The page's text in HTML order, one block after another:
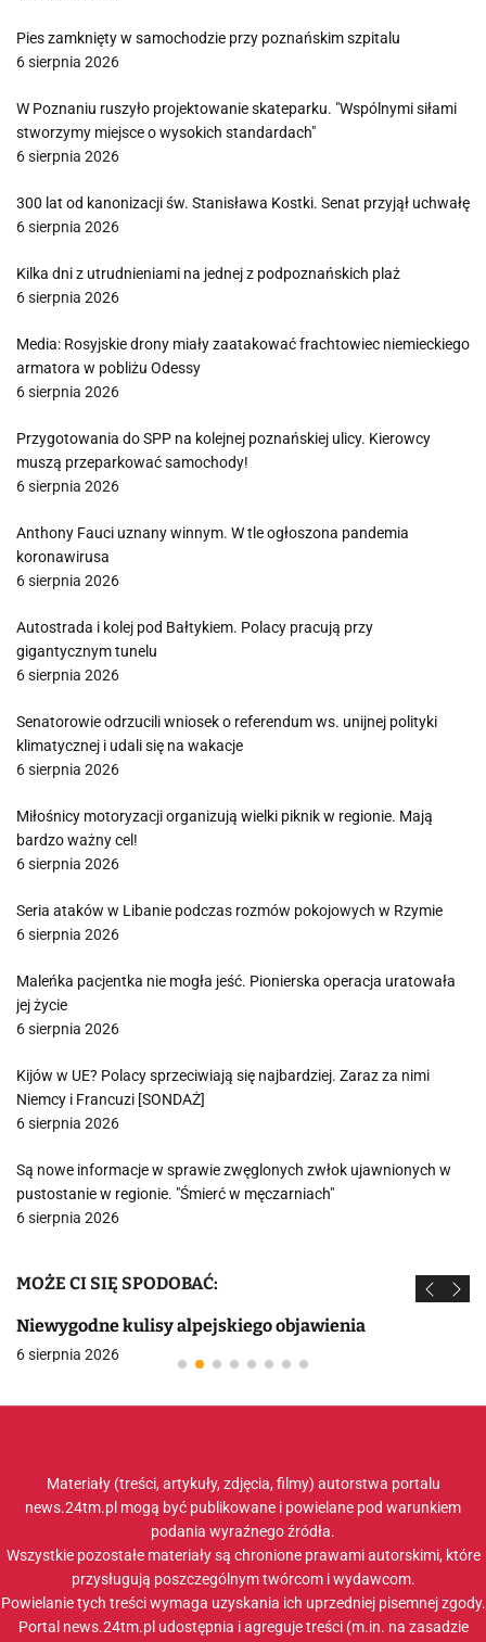
Pies zamknięty w samochodzie przy poznańskim szpitalu
6 sierpnia 2026
W Poznaniu ruszyło projektowanie skateparku. "Wspólnymi siłami
stworzymy miejsce o wysokich standardach"
6 sierpnia 2026
300 lat od kanonizacji św. Stanisława Kostki. Senat przyjął uchwałę
6 sierpnia 2026
Kilka dni z utrudnieniami na jednej z podpoznańskich plaż
6 sierpnia 2026
Media: Rosyjskie drony miały zaatakować frachtowiec niemieckiego
armatora w pobliżu Odessy
6 sierpnia 2026
Przygotowania do SPP na kolejnej poznańskiej ulicy. Kierowcy
muszą przeparkować samochody!
6 sierpnia 2026
Anthony Fauci uznany winnym. W tle ogłoszona pandemia
koronawirusa
6 sierpnia 2026
Autostrada i kolej pod Bałtykiem. Polacy pracują przy
gigantycznym tunelu
6 sierpnia 2026
Senatorowie odrzucili wniosek o referendum ws. unijnej polityki
klimatycznej i udali się na wakacje
6 sierpnia 2026
Miłośnicy motoryzacji organizują wielki piknik w regionie. Mają
bardzo ważny cel!
6 sierpnia 2026
Seria ataków w Libanie podczas rozmów pokojowych w Rzymie
6 sierpnia 2026
Maleńka pacjentka nie mogła jeść. Pionierska operacja uratowała
jej życie
6 sierpnia 2026
Kijów w UE? Polacy sprzeciwiają się najbardziej. Zaraz za nimi
Niemcy i Francuzi [SONDAŻ]
6 sierpnia 2026
Są nowe informacje w sprawie zwęglonych zwłok ujawnionych w
pustostanie w regionie. "Śmierć w męczarniach"
6 sierpnia 2026
MOŻE CI SIĘ SPODOBAĆ:
Niewygodne kulisy alpejskiego objawienia
6 sierpnia 2026
Materiały (treści, artykuły, zdjęcia, filmy) autorstwa portalu
news.24tm.pl mogą być publikowane i powielane pod warunkiem
podania wyraźnego źródła.
Wszystkie pozostałe materiały są chronione prawami autorskimi, które
przysługują poszczególnym twórcom i wydawcom.
Powielanie tych treści wymaga uzyskania ich uprzedniej pisemnej zgody.
Portal news.24tm.pl udostępnia i agreguje treści (m.in. na zasadzie